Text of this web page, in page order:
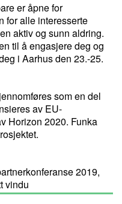
er åpne for
for alle interesserte
aktiv og sunn aldring.
til å engasjere deg og
i Aarhus den 23.-25.
som en del
av EU-
Horizon 2020. Funka
2019,
vindu